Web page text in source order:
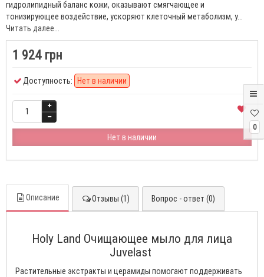
0
гидролипидный баланс кожи, оказывают смягчающее и
тонизирующее воздействие, ускоряют клеточный метаболизм, у...
Читать далее...
1 924 грн
Доступность: Нет в наличии
Нет в наличии
Описание Отзывы (1) Вопрос - ответ (0)
Holy Land Очищающее мыло для лица
Juvelast
Растительные экстракты и церамиды помогают поддерживать